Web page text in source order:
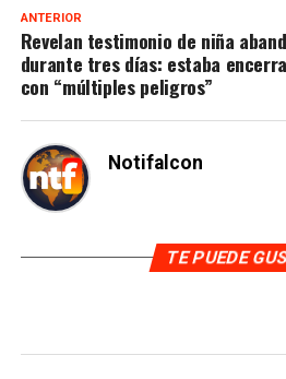
ANTERIOR
Revelan testimonio de niña
durante tres días: estaba
con “múltiples peligros”
Notifalcon
TE PUEDE